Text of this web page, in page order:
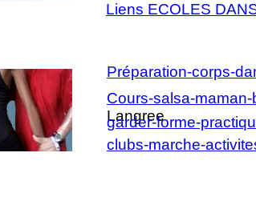
Liens ECOLES
Cours-salsa-maman-
Langree
Préparation-corps-
clubs-marche-
garder-forme-